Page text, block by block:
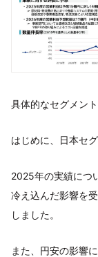
具体的なセグメン
はじめに、日本セ
2025年の実績につ
冷え込んだ影響を
しました。
また、円安の影響